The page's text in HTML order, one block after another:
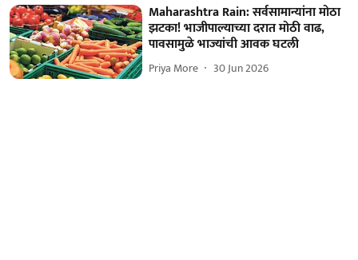
Maharashtra Rain: सर्वसामान्यांना मोठा
झटका! भाजीपाल्याच्या दरात मोठी वाढ,
पावसामुळे भाज्यांची आवक घटली
Priya More 30 Jun 2026